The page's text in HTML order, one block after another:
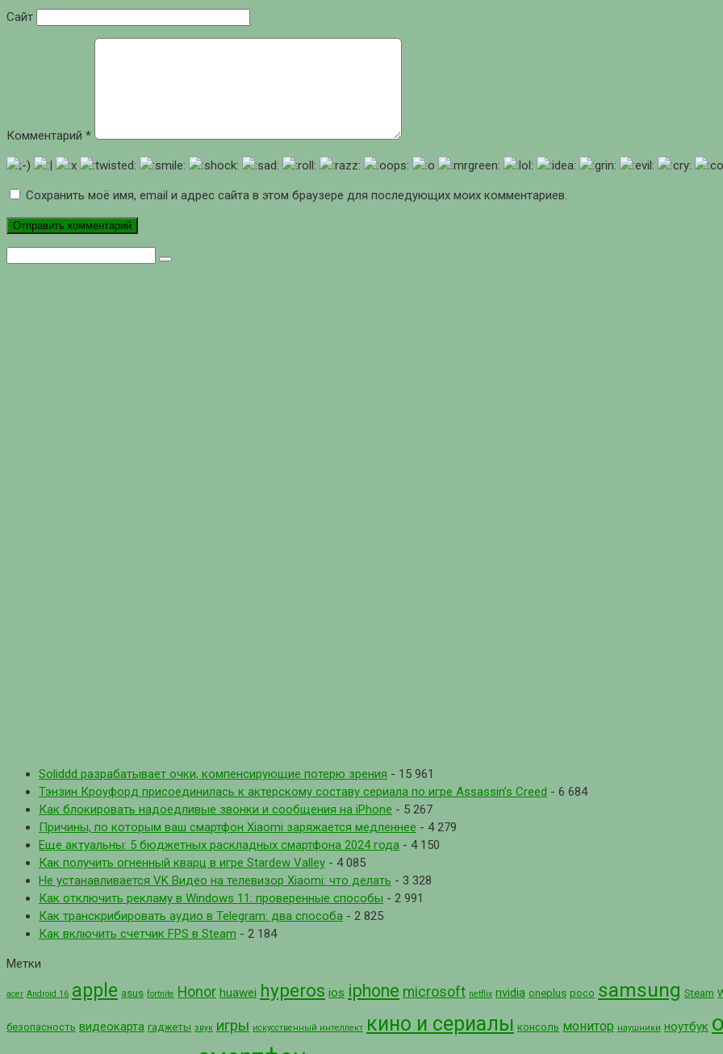
Сайт
Комментарий *
Сохранить моё имя, email и адрес сайта в этом браузере для последующих моих комментариев.
Soliddd разрабатывает очки, компенсирующие потерю зрения - 15 961
Тэнзин Кроуфорд присоединилась к актерскому составу сериала по игре Assassin’s Creed - 6 684
Как блокировать надоедливые звонки и сообщения на iPhone - 5 267
Причины, по которым ваш смартфон Xiaomi заряжается медленнее - 4 279
Еще актуальны: 5 бюджетных раскладных смартфона 2024 года - 4 150
Как получить огненный кварц в игре Stardew Valley - 4 085
Не устанавливается VK Видео на телевизор Xiaomi: что делать - 3 328
Как отключить рекламу в Windows 11: проверенные способы - 2 991
Как транскрибировать аудио в Telegram: два способа - 2 825
Как включить счетчик FPS в Steam - 2 184
Метки
acer Android 16 apple asus fortnite Honor huawei hyperos ios iphone microsoft netflix nvidia oneplus poco samsung Steam
безопасность видеокарта гаджеты звук игры искусственный интеллект кино и сериалы консоль монитор наушники ноутбук